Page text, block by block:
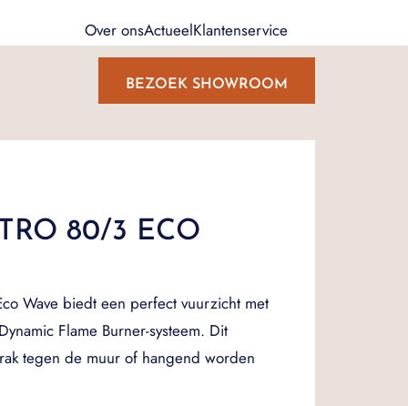
Over onsActueelKlantenservice
BEZOEK SHOWROOM
80/3 ECO
Wave biedt een perfect vuurzicht met
Flame Burner-systeem. Dit
tegen de muur of hangend worden